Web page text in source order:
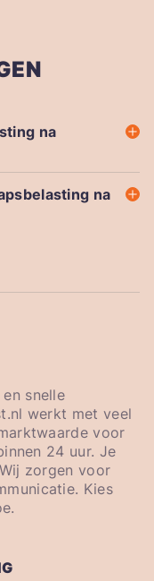
na
na
snelle
werkt met veel
voor
24 uur. Je
zorgen voor
Kies